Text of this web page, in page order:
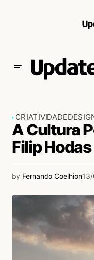
CRIATIVIDADE
A Cultura
Filip Hodas
by Fernando Coelhion